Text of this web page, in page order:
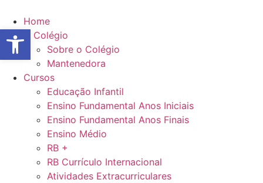
para
conteúdo
Home
O Colégio
Sobre o Colégio
Mantenedora
Cursos
Educação Infantil
Ensino Fundamental Anos Iniciais
Ensino Fundamental Anos Finais
Ensino Médio
RB +
RB Currículo Internacional
Atividades Extracurriculares
Abrir a barra de ferramentas